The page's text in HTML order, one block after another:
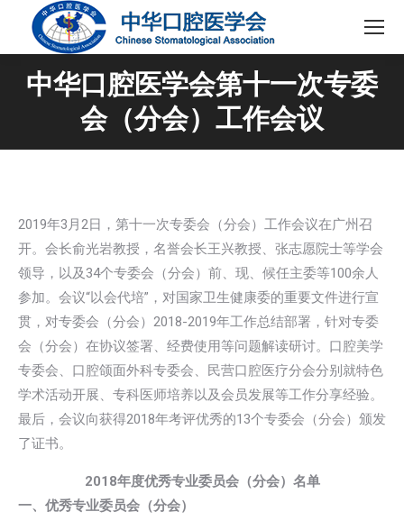
中华口腔医学会第十一次专委
会（分会）工作会议
2019年3月2日，第十一次专委会（分会）工作会议在广州召
开。会长俞光岩教授，名誉会长王兴教授、张志愿院士等学会
领导，以及34个专委会（分会）前、现、候任主委等100余人
参加。会议“以会代培”，对国家卫生健康委的重要文件进行宣
贯，对专委会（分会）2018-2019年工作总结部署，针对专委
会（分会）在协议签署、经费使用等问题解读研讨。口腔美学
专委会、口腔颌面外科专委会、民营口腔医疗分会分别就特色
学术活动开展、专科医师培养以及会员发展等工作分享经验。
最后，会议向获得2018年考评优秀的13个专委会（分会）颁发
了证书。
2018年度优秀专业委员会（分会）名单
一、优秀专业委员会（分会）